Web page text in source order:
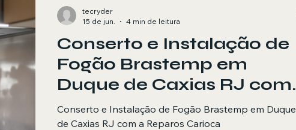
Conserto e Instalação de
Fogão Brastemp em
Duque de Caxias RJ com
a Reparos Carioca
Conserto e Instalação de Fogão Brastemp em Duque
de Caxias RJ com a Reparos Carioca
tecryder
15 de jun.
4 min de leitura